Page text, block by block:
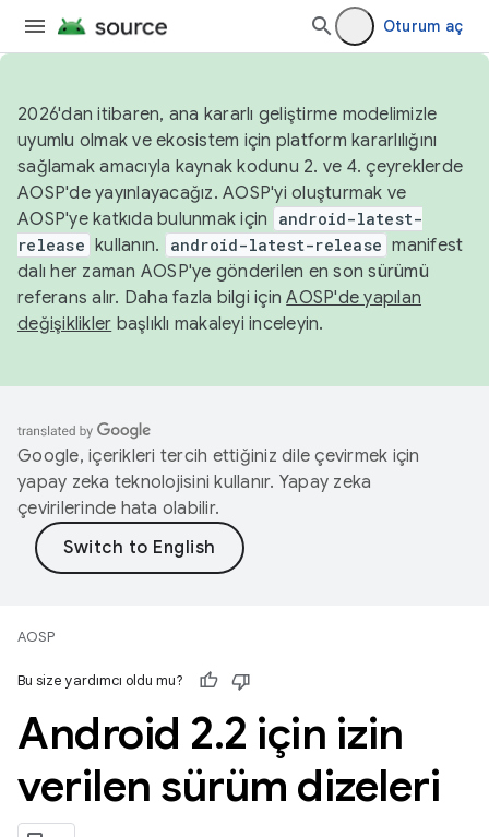
Oturum aç
2026'dan itibaren, ana kararlı geliştirme modelimizle
uyumlu olmak ve ekosistem için platform kararlılığını
sağlamak amacıyla kaynak kodunu 2. ve 4. çeyreklerde
AOSP'de yayınlayacağız. AOSP'yi oluşturmak ve
AOSP'ye katkıda bulunmak için
android-latest-
release kullanın. android-latest-release manifest
dalı her zaman AOSP'ye gönderilen en son sürümü
referans alır. Daha fazla bilgi içinAOSP'de yapılan
değişiklikler başlıklı makaleyi inceleyin.
Google, içerikleri tercih ettiğiniz dile çevirmek için
yapay zeka teknolojisini kullanır. Yapay zeka
çevirilerinde hata olabilir.
AOSP
Bu size yardımcı oldu mu?
Android 2.2 için izin
verilen sürüm dizeleri